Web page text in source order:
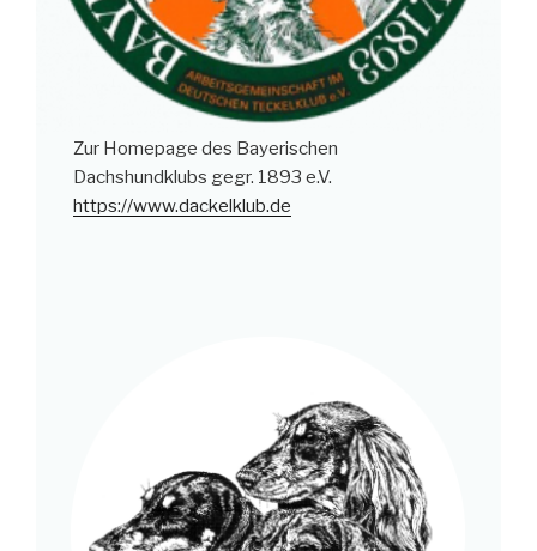
Zur Homepage des Bayerischen
Dachshundklubs gegr. 1893 e.V.
https://www.dackelklub.de